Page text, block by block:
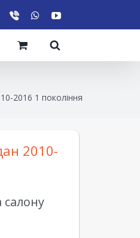
2016 1 покоління
2010-
салону